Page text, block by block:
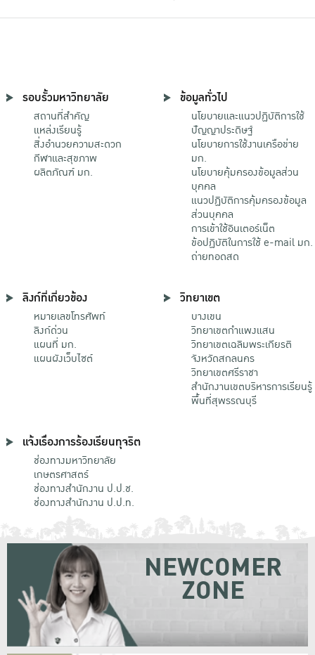
รอบรั้วมหาวิทยาลัย
สถานที่สำคัญ
แหล่งเรียนรู้
สิ่งอำนวยความสะดวก
กีฬาและสุขภาพ
ผลิตภัณฑ์ มก.
ข้อมูลทั่วไป
นโยบายและแนวปฏิบัติการใช้
ปัญญาประดิษฐ์
นโยบายการใช้งานเครือข่าย
มก.
นโยบายคุ้มครองข้อมูลส่วน
บุคคล
แนวปฏิบัติการคุ้มครองข้อมูล
ส่วนบุคคล
การเข้าใช้อินเตอร์เน็ต
ข้อปฏิบัติในการใช้ e-mail มก.
ถ่ายทอดสด
ลิงก์ที่เกี่ยวข้อง
หมายเลขโทรศัพท์
ลิงก์ด่วน
แผนที่ มก.
แผนผังเว็บไซต์
วิทยาเขต
บางเขน
วิทยาเขตกําแพงแสน
วิทยาเขตเฉลิมพระเกียรติ
จังหวัดสกลนคร
วิทยาเขตศรีราชา
สำนักงานเขตบริหารการเรียนรู้
พื้นที่สุพรรณบุรี
แจ้งเรื่องการร้องเรียนทุจริต
ช่องทางมหาวิทยาลัย
เกษตรศาสตร์
ช่องทางสำนักงาน ป.ป.ช.
ช่องทางสำนักงาน ป.ป.ท.
NEWCOMER
ZONE